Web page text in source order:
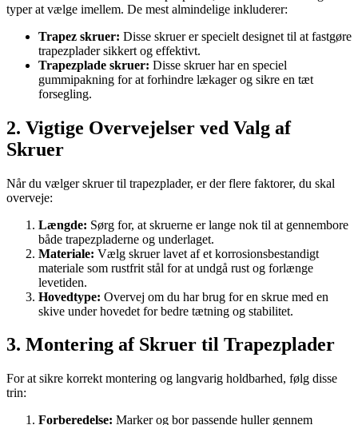
typer at vælge imellem. De mest almindelige inkluderer:
Trapez skruer: Disse skruer er specielt designet til at fastgøre
trapezplader sikkert og effektivt.
Trapezplade skruer: Disse skruer har en speciel
gummipakning for at forhindre lækager og sikre en tæt
forsegling.
2. Vigtige Overvejelser ved Valg af
Skruer
Når du vælger skruer til trapezplader, er der flere faktorer, du skal
overveje:
Længde: Sørg for, at skruerne er lange nok til at gennembore
både trapezpladerne og underlaget.
Materiale: Vælg skruer lavet af et korrosionsbestandigt
materiale som rustfrit stål for at undgå rust og forlænge
levetiden.
Hovedtype: Overvej om du har brug for en skrue med en
skive under hovedet for bedre tætning og stabilitet.
3. Montering af Skruer til Trapezplader
For at sikre korrekt montering og langvarig holdbarhed, følg disse
trin:
Forberedelse: Marker og bor passende huller gennem